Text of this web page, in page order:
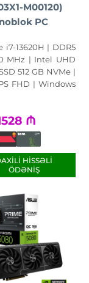
M00120)
PC
i7-13620H | DDR5
MHz | Intel UHD
512 GB NVMe |
FHD | Windows
₼
HISSƏLI
ÖDƏNIŞ